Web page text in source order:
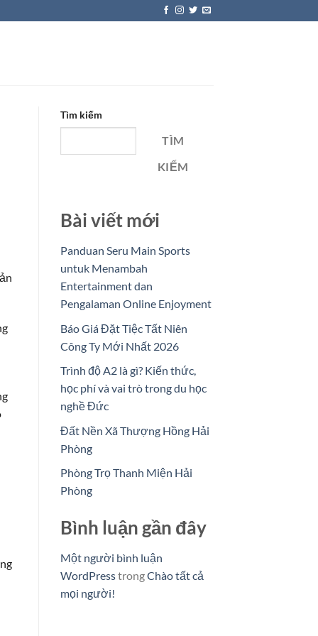
Tìm kiếm
TÌM
KIẾM
Bài viết mới
Panduan Seru Main Sports
untuk Menambah
Entertainment dan
Pengalaman Online Enjoyment
Báo Giá Đặt Tiệc Tất Niên
Công Ty Mới Nhất 2026
Trình độ A2 là gì? Kiến thức,
học phí và vai trò trong du học
nghề Đức
Đất Nền Xã Thượng Hồng Hải
Phòng
Phòng Trọ Thanh Miện Hải
Phòng
Bình luận gần đây
Một người bình luận
WordPresstrongChào tất cả
mọi người!